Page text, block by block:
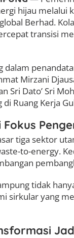
hijau melalui
Berhad.
transisi
Mirzani
Sri Dato’ Sri
Ruang Kerja
tiga sektor
to-energy.
tidak
sirkular yang